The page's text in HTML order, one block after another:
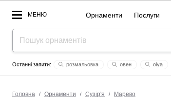
МЕНЮ Орнаменти Послуги
розмальовка овен olya
Головна / Орнаменти / Сузiр'я / Марево